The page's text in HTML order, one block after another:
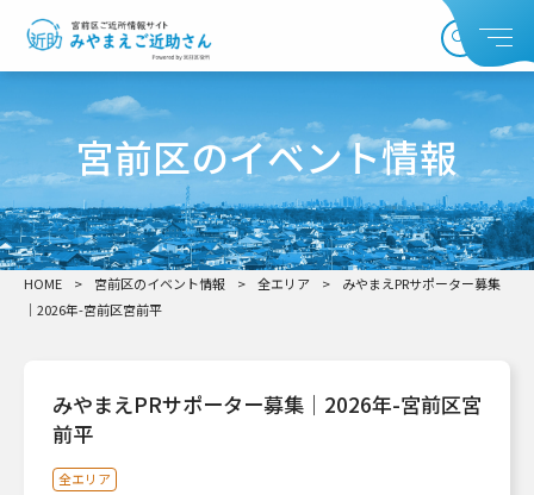
宮前区のイベント情報
HOME > 宮前区のイベント情報 > 全エリア >
みやまえPRサポーター募集
｜2026年-宮前区宮前平
みやまえPRサポーター募集｜2026年-宮前区宮
前平
全エリア